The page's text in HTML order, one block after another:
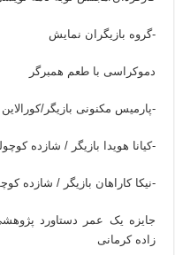
-گروه بازیگران نمایش
دموکراسی با طعم همبرگر
-پارمیس مکنونی بازیگر/کورالاین
-کیانا هویدا بازیگر / شازده
-نیکا کاراهان بازیگر / شازده
جایزه یک عمر دستاورد
زاده کرمانی